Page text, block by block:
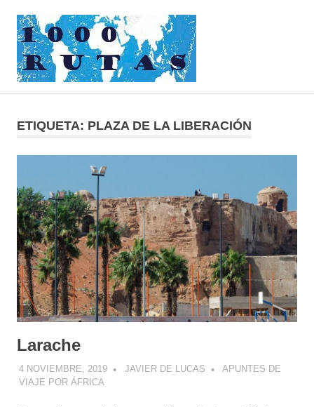
contenido
ruedas
ETIQUETA: PLAZA DE LA LIBERACIÓN
Larache
4 NOVIEMBRE, 2019 JAVIER DE LUCAS
APUNTES DE
VIAJE POR ÁFRICA